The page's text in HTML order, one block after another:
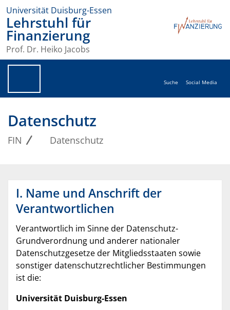
Universität Duisburg-Essen
Lehrstuhl für
Finanzierung
Prof. Dr. Heiko Jacobs
Suche Social Media
Datenschutz
FIN Datenschutz
I. Name und Anschrift der
Verantwortlichen
Verantwortlich im Sinne der Datenschutz-
Grundverordnung und anderer nationaler
Datenschutzgesetze der Mitgliedsstaaten sowie
sonstiger datenschutzrechtlicher Bestimmungen
ist die:
Universität Duisburg-Essen